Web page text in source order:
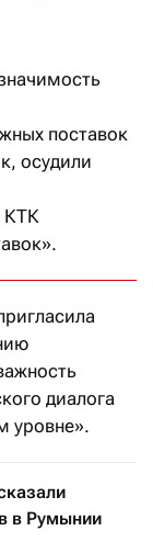
поставок
осудили
КТК
диалога
уровне».
в Румынии